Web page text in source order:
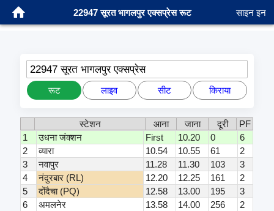
22947 सूरत भागलपुर एक्सप्रेस रूट साइन इन
22947 सूरत भागलपुर एक्सप्रेस
रूट लाइव सीट किराया
स्टेशन आना जाना दूरी
PF
1
उधना जंक्शन First 10.20 0
6
2
व्यारा 10.54 10.55 61
2
3
नवापुर 11.28 11.30 103
3
4
नंदुरबार (RL) 12.20 12.25 161
2
5
दोंदैचा (PQ) 12.58 13.00 195
3
6
अमलनेर 13.58 14.00 256
2